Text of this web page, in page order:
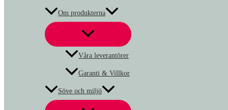
Om produkterna
Våra leverantörer
Garanti & Villkor
Söve och miljö